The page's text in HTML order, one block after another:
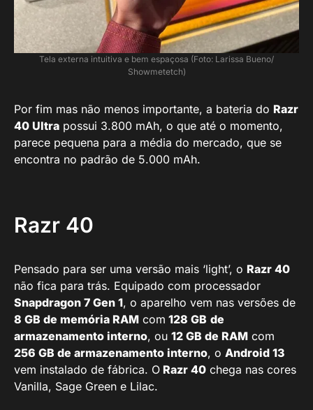
Tela externa intuitiva e bem espaçosa (Foto: Larissa Bueno/
Showmetetch)
Por fim mas não menos importante, a bateria do Razr
40 Ultra possui 3.800 mAh, o que até o momento,
parece pequena para a média do mercado, que se
encontra no padrão de 5.000 mAh.
Razr 40
Pensado para ser uma versão mais ‘light’, o Razr 40
não fica para trás. Equipado com processador
Snapdragon 7 Gen 1, o aparelho vem nas versões de
8 GB de memória RAM com 128 GB de
armazenamento interno, ou 12 GB de RAM com
256 GB de armazenamento interno, o Android 13
vem instalado de fábrica. O Razr 40 chega nas cores
Vanilla, Sage Green e Lilac.